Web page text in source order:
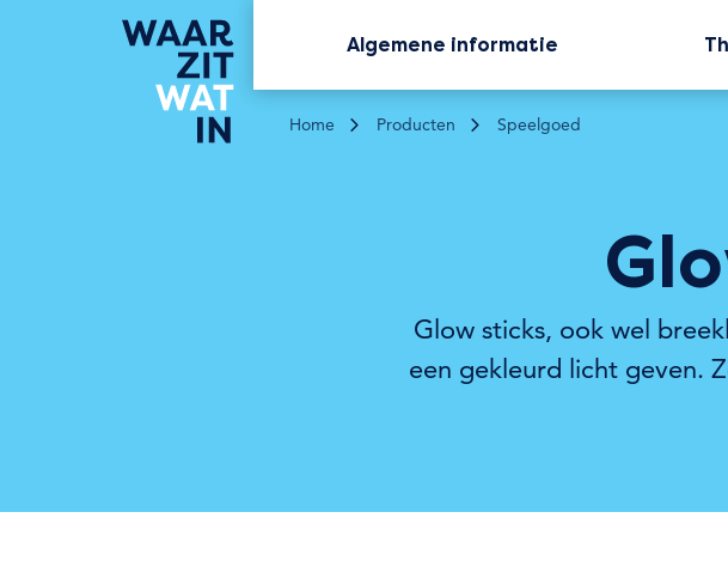
Algemene informatie
Home Producten Speelgoed
Glow sticks, ook wel
een gekleurd licht geven.